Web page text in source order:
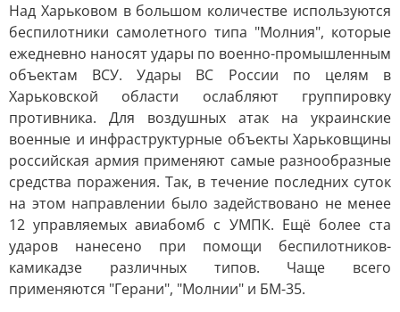
Над Харьковом в большом количестве используются
беспилотники самолетного типа "Молния", которые
ежедневно наносят удары по военно-промышленным
объектам ВСУ. Удары ВС России по целям в
Харьковской области ослабляют группировку
противника. Для воздушных атак на украинские
военные и инфраструктурные объекты Харьковщины
российская армия применяют самые разнообразные
средства поражения. Так, в течение последних суток
на этом направлении было задействовано не менее
12 управляемых авиабомб с УМПК. Ещё более ста
ударов нанесено при помощи беспилотников-
камикадзе различных типов. Чаще всего
применяются "Герани", "Молнии" и БМ-35.